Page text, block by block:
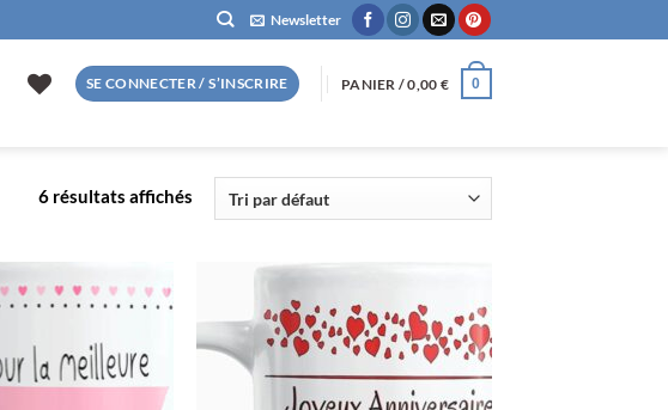
Newsletter
SE CONNECTER / S’INSCRIRE PANIER /0,00 € 0
6 résultats affichés
À LA
LISTE
D’ENVIES
AJOUTER
À LA
LISTE
D’ENVIES